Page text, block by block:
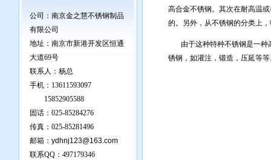
公司：南京金之慧不锈钢制品
有限公司
地址： 南京市新港开发区恒通
大道69号
联系人：杨总
手机：13611593097
15852905588
固话：025-85284276
传真：025-85281496
邮箱： ydhnj123@163.com
联系QQ： 497179346
高合金不锈钢。其次在耐高温
的。另外，从不锈钢的分类上
由于这种特种不锈钢是一种
锈钢，如灌注，锻造，压延等等